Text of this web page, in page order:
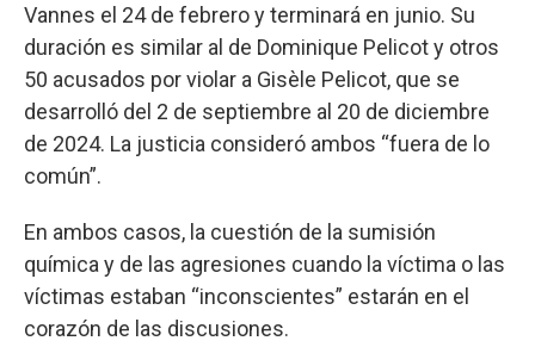
Vannes el 24 de febrero y terminará en junio. Su
duración es similar al de Dominique Pelicot y otros
50 acusados por violar a Gisèle Pelicot, que se
desarrolló del 2 de septiembre al 20 de diciembre
de 2024. La justicia consideró ambos “fuera de lo
común”.
En ambos casos, la cuestión de la sumisión
química y de las agresiones cuando la víctima o las
víctimas estaban “inconscientes” estarán en el
corazón de las discusiones.